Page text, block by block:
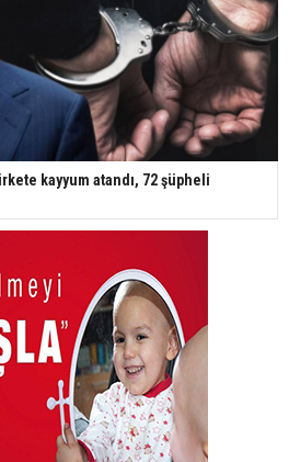
kayyum atandı, 72 şüpheli